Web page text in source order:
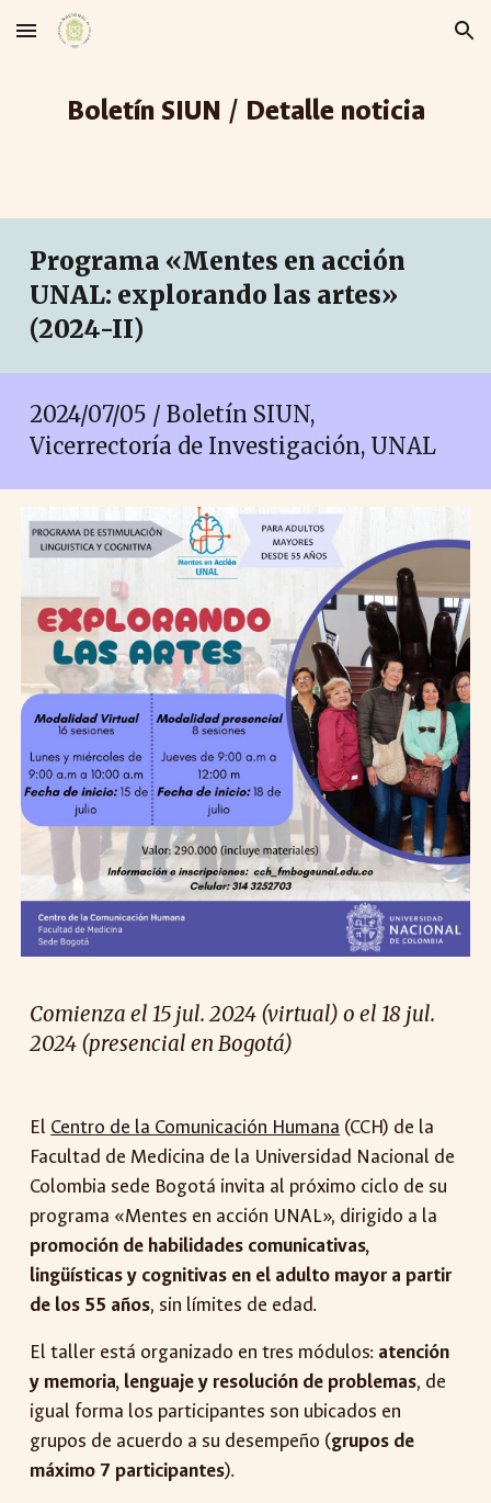
Skip to main content Skip to navigation
Boletín SIUN / Detalle noticia
Programa «Mentes en acción
UNAL: explorando las artes»
(2024-II)
2024/07/05 / Boletín SIUN,
Vicerrectoría de Investigación, UNAL
Comienza el 15 jul. 2024 (virtual) o el 18 jul.
2024 (presencial en Bogotá)
El Centro de la Comunicación Humana (CCH) de la
Facultad de Medicina de la Universidad Nacional de
Colombia sede Bogotá invita al próximo ciclo de su
programa «Mentes en acción UNAL», dirigido a la
promoción de habilidades comunicativas,
lingüísticas y cognitivas en el adulto mayor a partir
de los 55 años, sin límites de edad.
El taller está organizado en tres módulos: atención
y memoria, lenguaje y resolución de problemas, de
igual forma los participantes son ubicados en
grupos de acuerdo a su desempeño (grupos de
máximo 7 participantes).